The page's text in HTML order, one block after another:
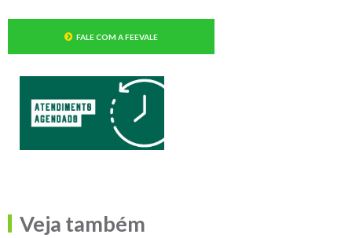
FALE COM A FEEVALE
Veja também